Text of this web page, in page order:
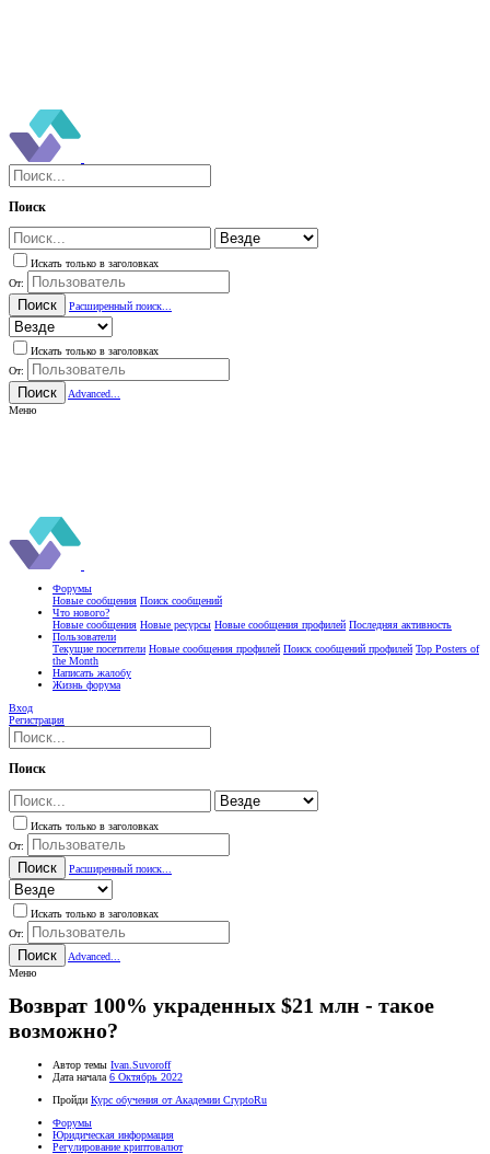
Поиск
Искать только в заголовках
От:
Поиск Расширенный поиск...
Искать только в заголовках
От:
Поиск
Advanced...
Меню
Форумы
Новые сообщения Поиск сообщений
Что нового?
Новые сообщения Новые ресурсы Новые сообщения профилей Последняя активность
Пользователи
Текущие посетители Новые сообщения профилей Поиск сообщений профилей Top Posters of
the Month
Написать жалобу
Жизнь форума
Вход
Регистрация
Поиск
Искать только в заголовках
От:
Поиск Расширенный поиск...
Искать только в заголовках
От:
Поиск
Advanced...
Меню
Возврат 100% украденных $21 млн - такое
возможно?
Автор темы Ivan.Suvoroff
Дата начала 6 Октябрь 2022
Пройди Курс обучения от Академии CryptoRu
Форумы
Юридическая информация
Регулирование криптовалют